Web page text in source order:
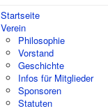
Startseite
Verein
Philosophie
Vorstand
Geschichte
Infos für Mitglieder
Sponsoren
Statuten